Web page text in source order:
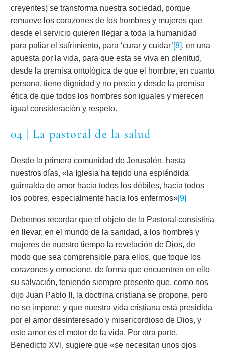
creyentes) se transforma nuestra sociedad, porque
remueve los corazones de los hombres y mujeres que
desde el servicio quieren llegar a toda la humanidad
para paliar el sufrimiento, para ‘curar y cuidar’[8], en una
apuesta por la vida, para que esta se viva en plenitud,
desde la premisa ontológica de que el hombre, en cuanto
persona, tiene dignidad y no precio y desde la premisa
ética de que todos los hombres son iguales y merecen
igual consideración y respeto.
04 | La pastoral de la salud
Desde la primera comunidad de Jerusalén, hasta
nuestros días, «la Iglesia ha tejido una espléndida
guirnalda de amor hacia todos los débiles, hacia todos
los pobres, especialmente hacia los enfermos»[9]
Debemos recordar que el objeto de la Pastoral consistiría
en llevar, en el mundo de la sanidad, a los hombres y
mujeres de nuestro tiempo la revelación de Dios, de
modo que sea comprensible para ellos, que toque los
corazones y emocione, de forma que encuentren en ello
su salvación, teniendo siempre presente que, como nos
dijo Juan Pablo II, la doctrina cristiana se propone, pero
no se impone; y que nuestra vida cristiana está presidida
por el amor desinteresado y misericordioso de Dios, y
este amor es el motor de la vida. Por otra parte,
Benedicto XVI, sugiere que «se necesitan unos ojos